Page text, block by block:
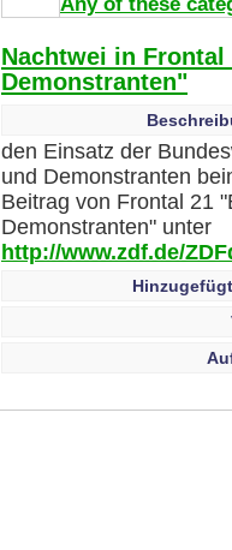
Nachtwei in
Demonstranten"
den Einsatz der
und Demonstranten
Beitrag von Frontal 21
Demonstranten" unter
http://www.zdf.de/